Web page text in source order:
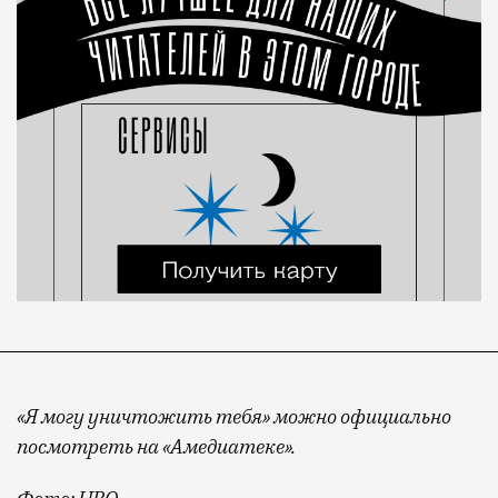
«Я могу уничтожить тебя» можно официально
посмотреть на «Амедиатеке».